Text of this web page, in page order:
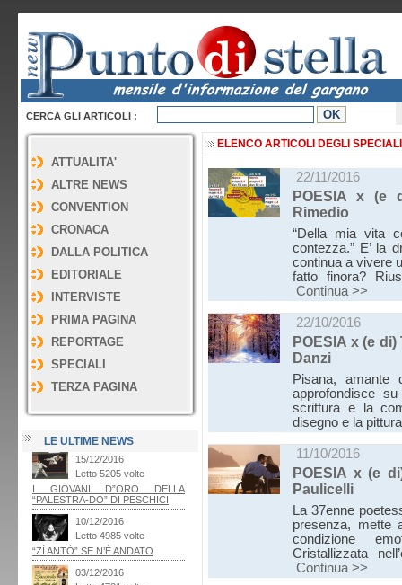
CERCA GLI ARTICOLI :
ATTUALITA'
ALTRE NEWS
CONVENTION
CRONACA
DALLA POLITICA
EDITORIALE
INTERVISTE
PRIMA PAGINA
REPORTAGE
SPECIALI
TERZA PAGINA
LE ULTIME NEWS
ELENCO ARTICOLI DEGLI SPECIALI
22/11/2016
POESIA x (e
Rimedio
“Della mia vita
contezza.” E’ la
continua a vivere
fatto finora?
Continua >>
22/10/2016
POESIA x (e
Danzi
Pisana, amante
approfondisce
scrittura e la
disegno e la
11/10/2016
POESIA x (e
Paulicelli
La 37enne
presenza, mette
condizione
Cristallizzata
Continua >>